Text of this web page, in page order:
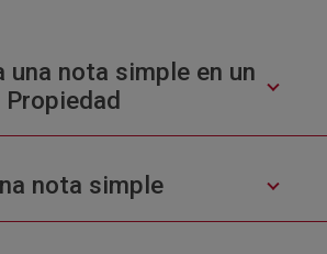
una nota simple en un
nota simple